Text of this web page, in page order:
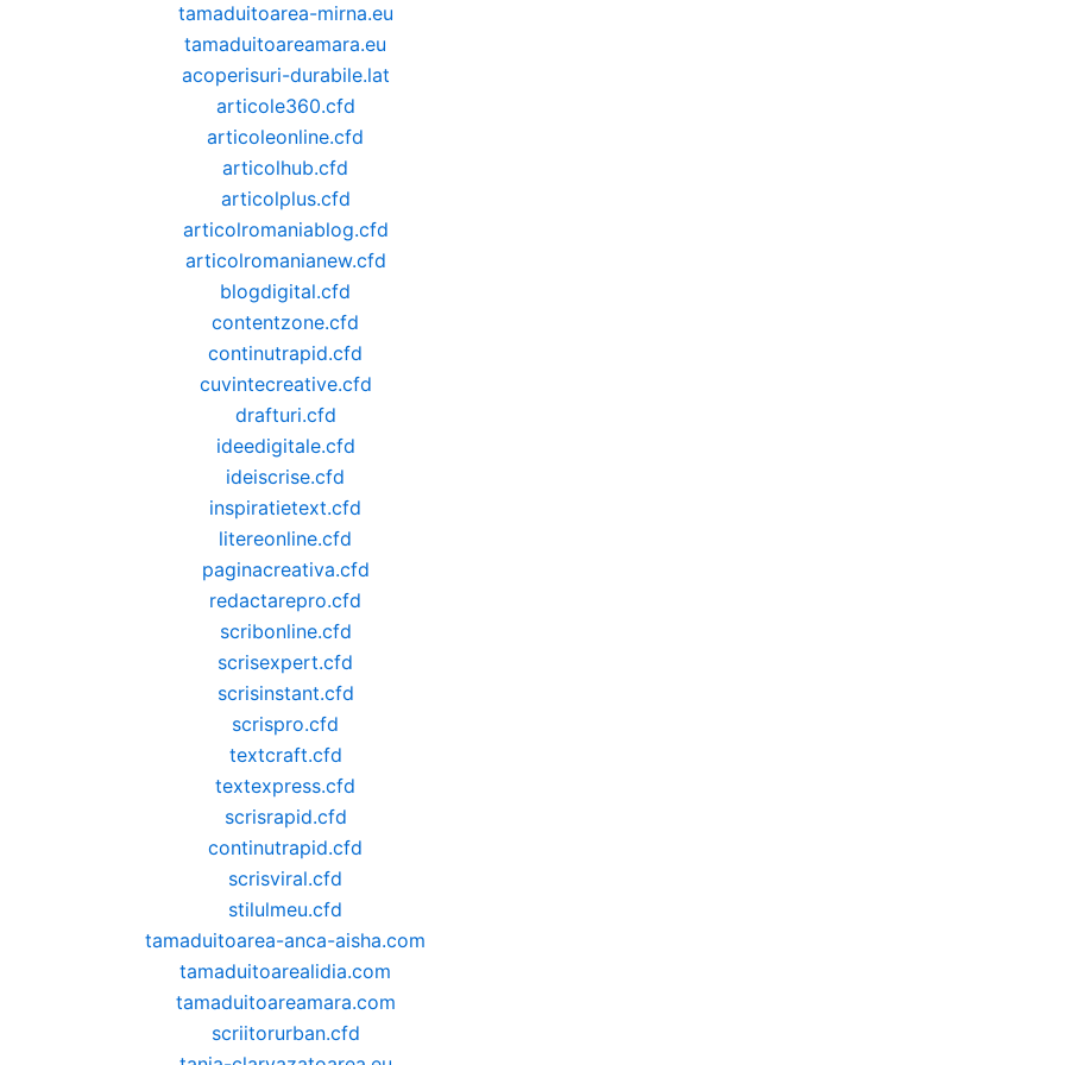
tamaduitoarea-mirna.eu
tamaduitoareamara.eu
acoperisuri-durabile.lat
articole360.cfd
articoleonline.cfd
articolhub.cfd
articolplus.cfd
articolromaniablog.cfd
articolromanianew.cfd
blogdigital.cfd
contentzone.cfd
continutrapid.cfd
cuvintecreative.cfd
drafturi.cfd
ideedigitale.cfd
ideiscrise.cfd
inspiratietext.cfd
litereonline.cfd
paginacreativa.cfd
redactarepro.cfd
scribonline.cfd
scrisexpert.cfd
scrisinstant.cfd
scrispro.cfd
textcraft.cfd
textexpress.cfd
scrisrapid.cfd
continutrapid.cfd
scrisviral.cfd
stilulmeu.cfd
tamaduitoarea-anca-aisha.com
tamaduitoarealidia.com
tamaduitoareamara.com
scriitorurban.cfd